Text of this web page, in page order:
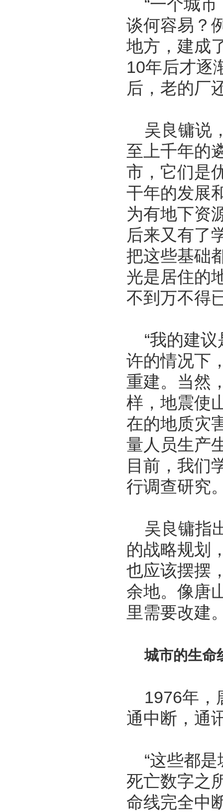
“一个城市
谈何容易？
地方，建成
10年后才逐
后，老的厂
吴良镛说
至上千年的
市，它们是
干年的发展
为有地下资
后来又有了
把这些基础
光是居住的
不到万不得
“我的建议
许的情况下
重建。当然
样，地震使
在的地质灾
量人员生产
目前，我们
行调查研究
吴良镛指
的战略规划
也应该摆摆
余地。像唐
里需要改建
城市的生命
1976年，
通中断，通
“这些都是
死亡数字之
命线完全中